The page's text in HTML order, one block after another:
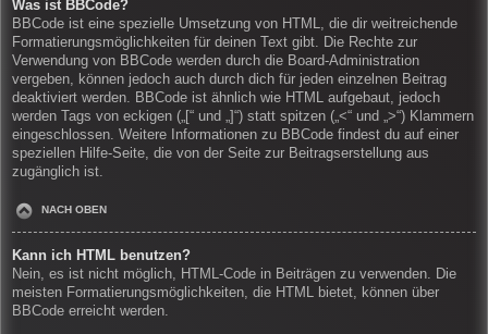
Was ist BBCode?
BBCode ist eine spezielle Umsetzung von HTML, die dir weitreichende
Formatierungsmöglichkeiten für deinen Text gibt. Die Rechte zur
Verwendung von BBCode werden durch die Board-Administration
vergeben, können jedoch auch durch dich für jeden einzelnen Beitrag
deaktiviert werden. BBCode ist ähnlich wie HTML aufgebaut, jedoch
werden Tags von eckigen („[“ und „]“) statt spitzen („<“ und „>“) Klammern
eingeschlossen. Weitere Informationen zu BBCode findest du auf einer
speziellen Hilfe-Seite, die von der Seite zur Beitragserstellung aus
zugänglich ist.
NACH OBEN
Kann ich HTML benutzen?
Nein, es ist nicht möglich, HTML-Code in Beiträgen zu verwenden. Die
meisten Formatierungsmöglichkeiten, die HTML bietet, können über
BBCode erreicht werden.